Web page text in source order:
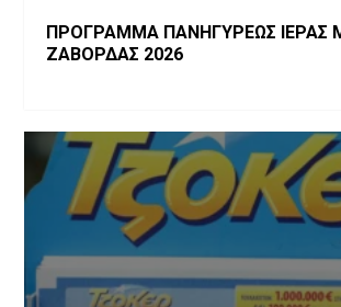
ΠΡΟΓΡΑΜΜΑ ΠΑΝΗΓΥΡΕΩΣ ΙΕΡΑΣ
ΖΑΒΟΡΔΑΣ 2026